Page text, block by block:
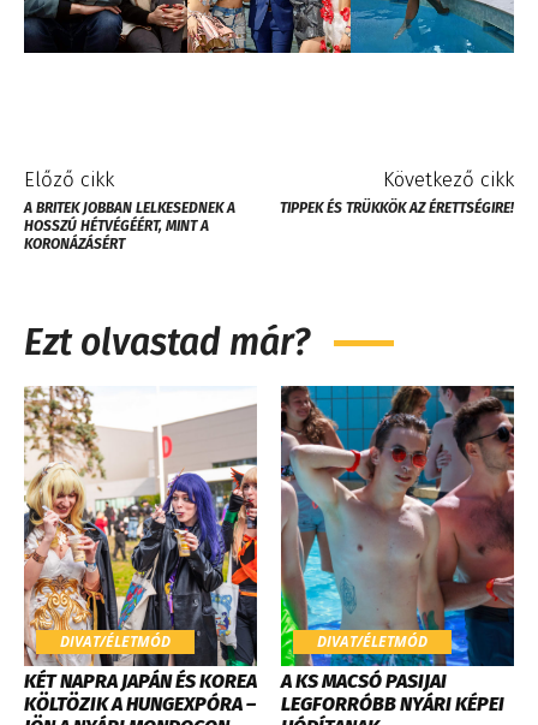
Előző cikk
A BRITEK JOBBAN LELKESEDNEK A
HOSSZÚ HÉTVÉGÉÉRT, MINT A
KORONÁZÁSÉRT
Következő cikk
TIPPEK ÉS TRÜKKÖK AZ ÉRETTSÉGIRE!
Ezt olvastad már?
DIVAT/ÉLETMÓD
KÉT NAPRA JAPÁN ÉS KOREA
KÖLTÖZIK A HUNGEXPÓRA –
DIVAT/ÉLETMÓD
A KS MACSÓ PASIJAI
LEGFORRÓBB NYÁRI KÉPEI